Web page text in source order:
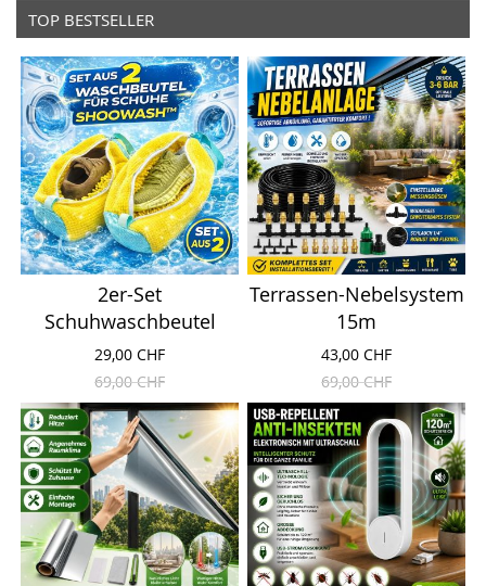
TOP BESTSELLER
2er-Set
Schuhwaschbeutel
29,00 CHF
69,00 CHF
Terrassen-Nebelsystem
15m
43,00 CHF
69,00 CHF